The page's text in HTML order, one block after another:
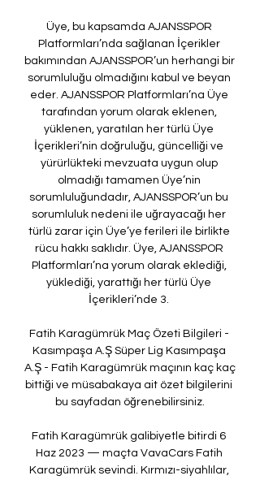
Üye, bu kapsamda AJANSSPOR
Platformları’nda sağlanan İçerikler
bakımından AJANSSPOR’un herhangi bir
sorumluluğu olmadığını kabul ve beyan
eder. AJANSSPOR Platformları’na Üye
tarafından yorum olarak eklenen,
yüklenen, yaratılan her türlü Üye
İçerikleri’nin doğruluğu, güncelliği ve
yürürlükteki mevzuata uygun olup
olmadığı tamamen Üye’nin
sorumluluğundadır, AJANSSPOR’un bu
sorumluluk nedeni ile uğrayacağı her
türlü zarar için Üye’ye ferileri ile birlikte
rücu hakkı saklıdır. Üye, AJANSSPOR
Platformları’na yorum olarak eklediği,
yüklediği, yarattığı her türlü Üye
İçerikleri’nde 3.
Fatih Karagümrük Maç Özeti Bilgileri -
Kasımpaşa A.Ş Süper Lig Kasımpaşa
A.Ş - Fatih Karagümrük maçının kaç kaç
bittiği ve müsabakaya ait özet bilgilerini
bu sayfadan öğrenebilirsiniz.
Fatih Karagümrük galibiyetle bitirdi 6
Haz 2023 — maçta VavaCars Fatih
Karagümrük sevindi. Kırmızı-siyahlılar,